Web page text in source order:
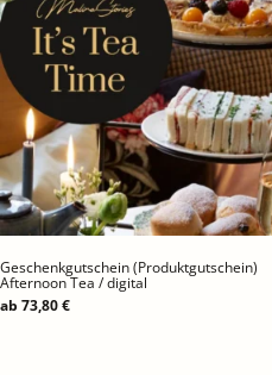
Geschenkgutschein (Produktgutschein)
Afternoon Tea / digital
ab 73,80€